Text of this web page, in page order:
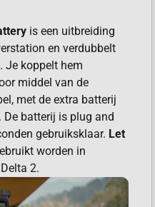
is een uitbreiding
en verdubbelt
Je koppelt hem
middel van de
met de extra batterij
batterij is plug and
gebruiksklaar. Let
worden in
2.